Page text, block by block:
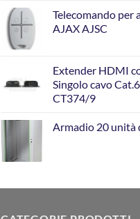
Telecomando per
AJAX AJSC
Extender HDMI
Singolo cavo
CT374/9
Armadio 20 unità